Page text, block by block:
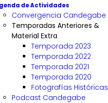
de Actividades
Convergencia Candegabe
Temporadas Anteriores &
Material Extra
Temporada 2023
Temporada 2022
Temporada 2021
Temporada 2020
Fotografías Históricas
Podcast Candegabe